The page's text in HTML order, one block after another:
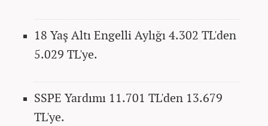
18 Yaş Altı Engelli Aylığı 4.302 TL'den
5.029 TL'ye.
SSPE Yardımı 11.701 TL'den 13.679
TL'ye.